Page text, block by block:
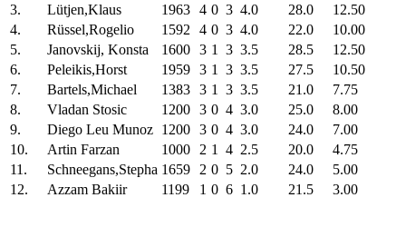
3.
Lütjen,Klaus 1963 4 0 3 4.0 28.0
12.50
4.
Rüssel,Rogelio 1592 4 0 3 4.0 22.0
10.00
5.
Janovskij, Konsta 1600 3 1 3 3.5 28.5
12.50
6.
Peleikis,Horst 1959 3 1 3 3.5 27.5
10.50
7.
Bartels,Michael 1383 3 1 3 3.5 21.0
7.75
8.
Vladan Stosic 1200 3 0 4 3.0 25.0
8.00
9.
Diego Leu Munoz 1200 3 0 4 3.0 24.0
7.00
10.
Artin Farzan 1000 2 1 4 2.5 20.0
4.75
11.
Schneegans,Stepha 1659 2 0 5 2.0 24.0
5.00
12.
Azzam Bakiir 1199 1 0 6 1.0 21.5 3.00